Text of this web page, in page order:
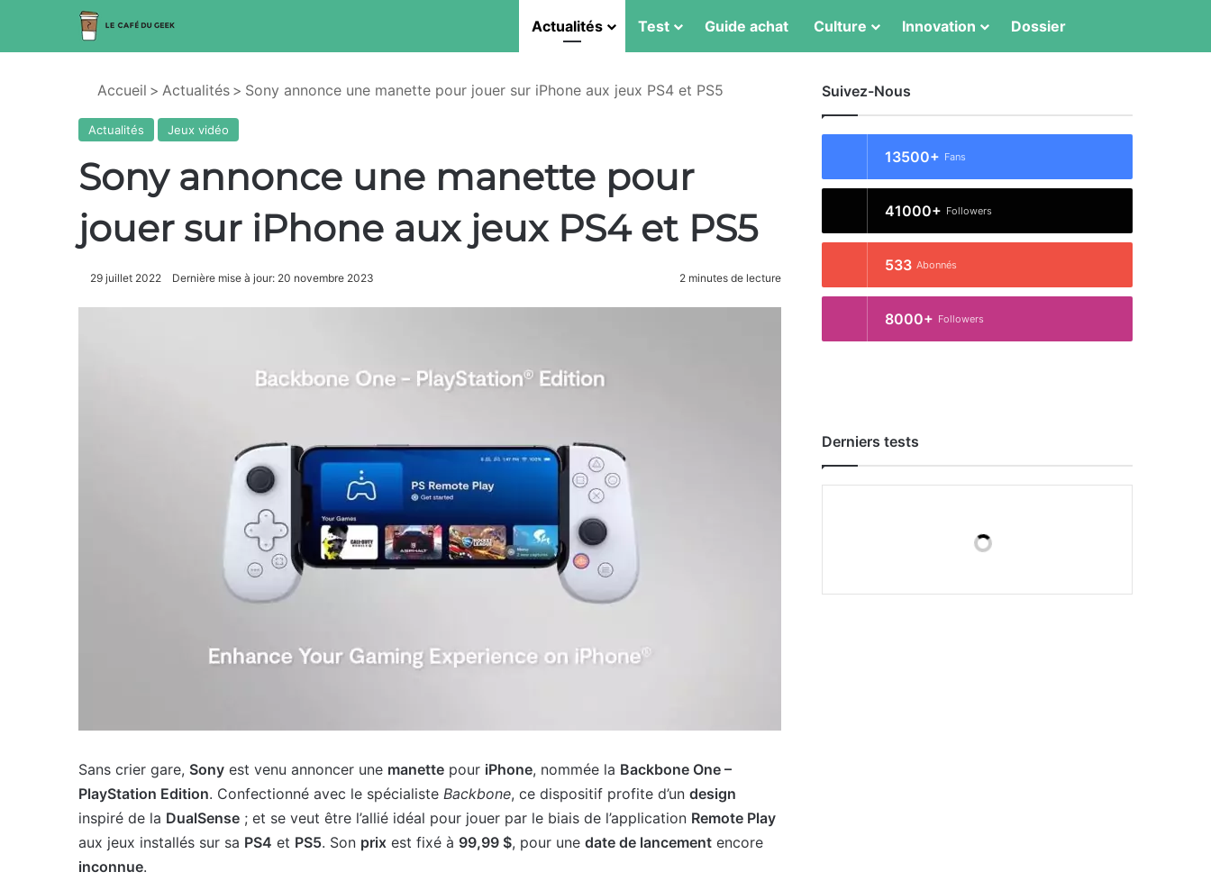
Actualités Test Guide achat Culture Innovation Dossier
Accueil > Actualités > Sony annonce une manette pour jouer sur iPhone aux jeux PS4 et PS5
Actualités Jeux vidéo
Sony annonce une manette pour
jouer sur iPhone aux jeux PS4 et PS5
29 juillet 2022 Dernière mise à jour: 20 novembre 2023 2 minutes de lecture
Sans crier gare, Sony est venu annoncer une manette pour iPhone, nommée la Backbone One –
PlayStation Edition. Confectionné avec le spécialiste Backbone, ce dispositif profite d’un design
inspiré de la DualSense ; et se veut être l’allié idéal pour jouer par le biais de l’application Remote Play
aux jeux installés sur sa PS4 et PS5. Son prix est fixé à 99,99 $, pour une date de lancement encore
inconnue.
Suivez-Nous
13500+ Fans
41000+ Followers
533 Abonnés
8000+ Followers
Derniers tests